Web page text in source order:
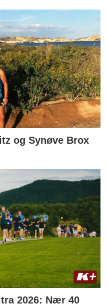
og Synøve Brox
2026: Nær 40